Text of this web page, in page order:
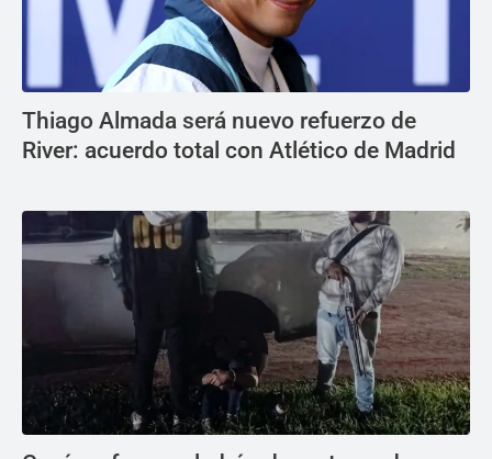
Thiago Almada será nuevo refuerzo de
River: acuerdo total con Atlético de Madrid